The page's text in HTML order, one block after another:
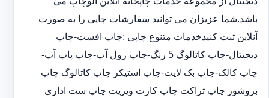
باشد.شما عزیزان می توانید سفارشات چاپی را به صورت
آنلاین ثبت کنیدخدمات متنوع چاپی :چاپ افست-چاپ
دیجیتال-چاپ کاتالوگ 5 رنگ-چاپ رول آپ-چاپ پاپ آپ-
چاپ کالک-چاپ بک لایت-چاپ استیکر چاپ کاتالوگ چاپ
بروشور چاپ تراکت چاپ کارت ویزیت چاپ ست اداری